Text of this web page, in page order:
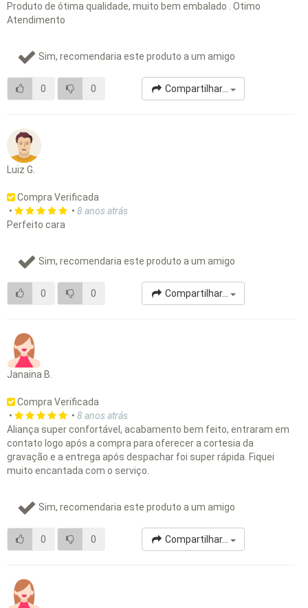
Produto de ótima qualidade, muito bem embalado . Otimo
Atendimento
Sim, recomendaria este produto a um amigo
0 0 Compartilhar...
Luiz G.
Compra Verificada
•
• 8 anos atrás
Perfeito cara
Sim, recomendaria este produto a um amigo
0 0 Compartilhar...
Janaina B.
Compra Verificada
•
• 8 anos atrás
Aliança super confortável, acabamento bem feito, entraram em
contato logo após a compra para oferecer a cortesia da
gravação e a entrega após despachar foi super rápida. Fiquei
muito encantada com o serviço.
Sim, recomendaria este produto a um amigo
0 0 Compartilhar...